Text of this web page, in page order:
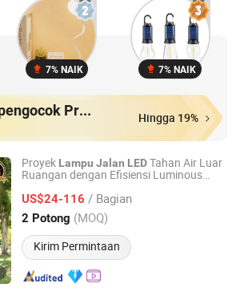
7% NAIK 7% NAIK
Penggerak dan pengocok Produk Hingga 19%
Proyek Lampu Jalan LEDTahan Air Luar
Ruangan dengan Efisiensi Luminous
US$24-116 / Bagian
2 Potong (MOQ)
Kirim Permintaan
Technology Co., Ltd
Harga mulai 2024